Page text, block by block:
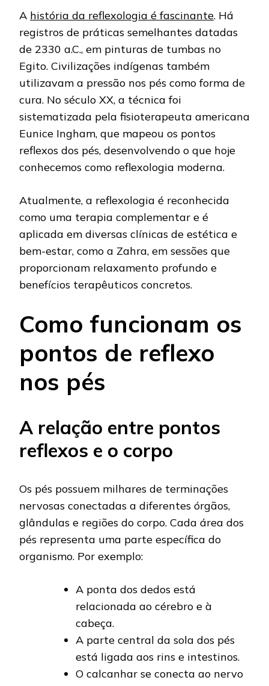
A história da reflexologia é fascinante. Há
registros de práticas semelhantes datadas
de 2330 a.C., em pinturas de tumbas no
Egito. Civilizações indígenas também
utilizavam a pressão nos pés como forma de
cura. No século XX, a técnica foi
sistematizada pela fisioterapeuta americana
Eunice Ingham, que mapeou os pontos
reflexos dos pés, desenvolvendo o que hoje
conhecemos como reflexologia moderna.
Atualmente, a reflexologia é reconhecida
como uma terapia complementar e é
aplicada em diversas clínicas de estética e
bem-estar, como a Zahra, em sessões que
proporcionam relaxamento profundo e
benefícios terapêuticos concretos.
Como funcionam os
pontos de reflexo
nos pés
A relação entre pontos
reflexos e o corpo
Os pés possuem milhares de terminações
nervosas conectadas a diferentes órgãos,
glândulas e regiões do corpo. Cada área dos
pés representa uma parte específica do
organismo. Por exemplo:
A ponta dos dedos está
relacionada ao cérebro e à
cabeça.
A parte central da sola dos pés
está ligada aos rins e intestinos.
O calcanhar se conecta ao nervo